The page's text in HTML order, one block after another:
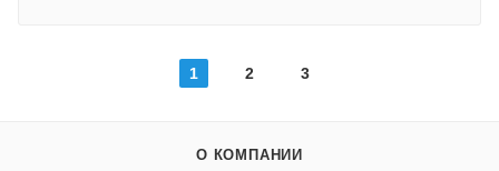
1 2 3
О КОМПАНИИ